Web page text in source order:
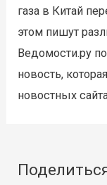
газа в Китай
этом пишут
Ведомости.ру
новость,
новостных